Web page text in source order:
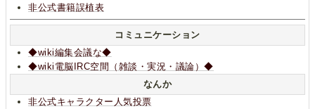
非公式書籍誤植表
コミュニケーション
◆wiki編集会議な◆
◆wiki電脳IRC空間（雑談・実況・議論）◆
なんか
非公式キャラクター人気投票